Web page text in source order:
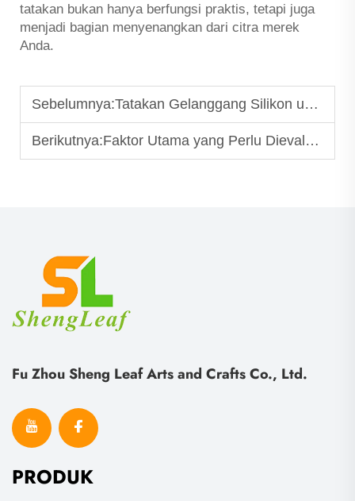
tatakan bukan hanya berfungsi praktis, tetapi juga
menjadi bagian menyenangkan dari citra merek
Anda.
Sebelumnya:Tatakan Gelanggang Silikon untuk Aksesori Minuman OEM
Berikutnya:Faktor Utama yang Perlu Dievaluasi Saat Mencari Produk Karet Silikon
Fu Zhou Sheng Leaf Arts and Crafts Co., Ltd.
PRODUK